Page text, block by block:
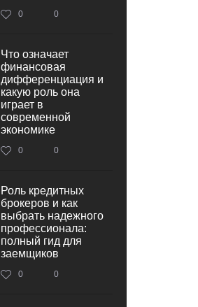
0 0
Что означает
финансовая
дифференциация и
какую роль она
играет в
современной
экономике
0 0
Роль кредитных
брокеров и как
выбрать надежного
профессионала:
полный гид для
заемщиков
0 0